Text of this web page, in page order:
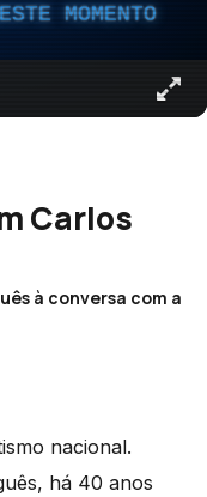
MOMENTO
Carlos
à conversa com a
nacional.
há 40 anos